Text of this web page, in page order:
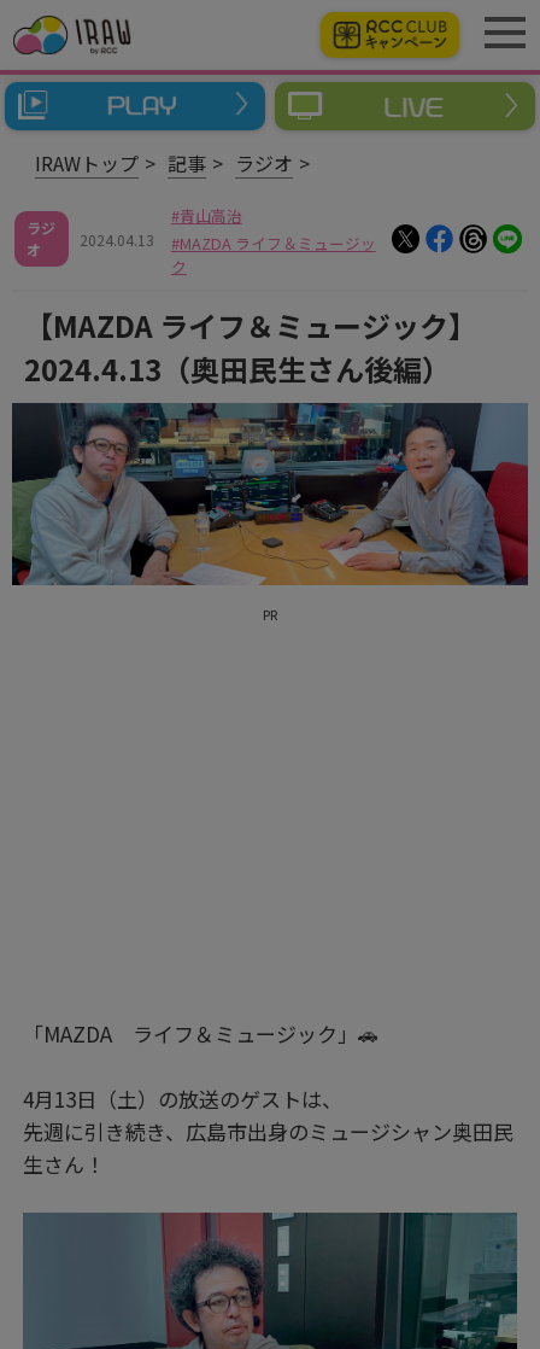
IRAWトップ 記事 ラジオ
ラジ
オ
2024.04.13
青山高治
MAZDA ライフ＆ミュージッ
ク
【MAZDA ライフ＆ミュージック】
2024.4.13（奥田民生さん後編）
PR
「MAZDA ライフ＆ミュージック」🚗
4月13日（土）の放送のゲストは、
先週に引き続き、広島市出身のミュージシャン奥田民
生さん！